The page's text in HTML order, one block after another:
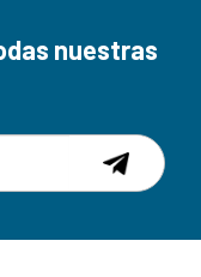
nuestras